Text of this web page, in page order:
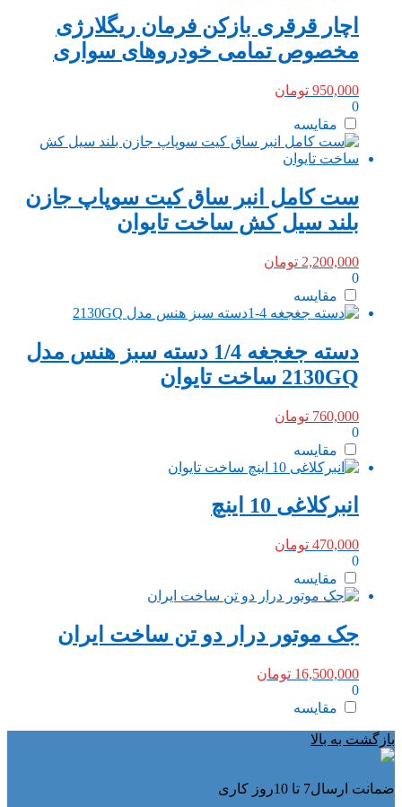
اچار قرقری بازکن فرمان ریگلارژی
مخصوص تمامی خودروهای سواری
950,000 تومان
0
مقایسه
ست کامل انبر ساق کیت سوپاپ جازن
بلند سیل کش ساخت تایوان
2,200,000 تومان
0
مقایسه
دسته جغجغه 1/4 دسته سبز هنس مدل
2130GQ ساخت تایوان
760,000 تومان
0
مقایسه
انبرکلاغی 10 اینچ
470,000 تومان
0
مقایسه
جک موتور درار دو تن ساخت ایران
16,500,000 تومان
0
مقایسه
بازگشت به بالا
ضمانت ارسال7 تا 10روز کاری